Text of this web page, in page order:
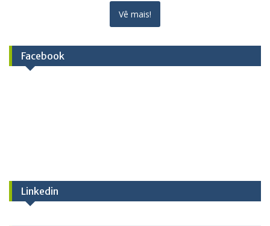
Vê mais!
Facebook
Linkedin